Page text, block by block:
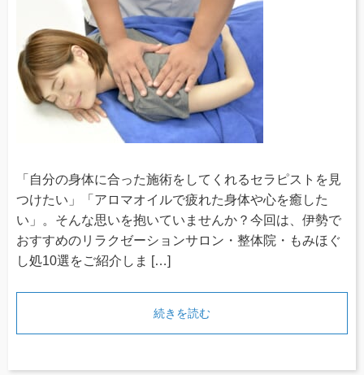
「自分の身体に合った施術をしてくれるセラピストを見
つけたい」「アロマオイルで疲れた身体や心を癒した
い」。そんな思いを抱いていませんか？今回は、伊勢で
おすすめのリラクゼーションサロン・整体院・もみほぐ
し処10選をご紹介しま […]
続きを読む